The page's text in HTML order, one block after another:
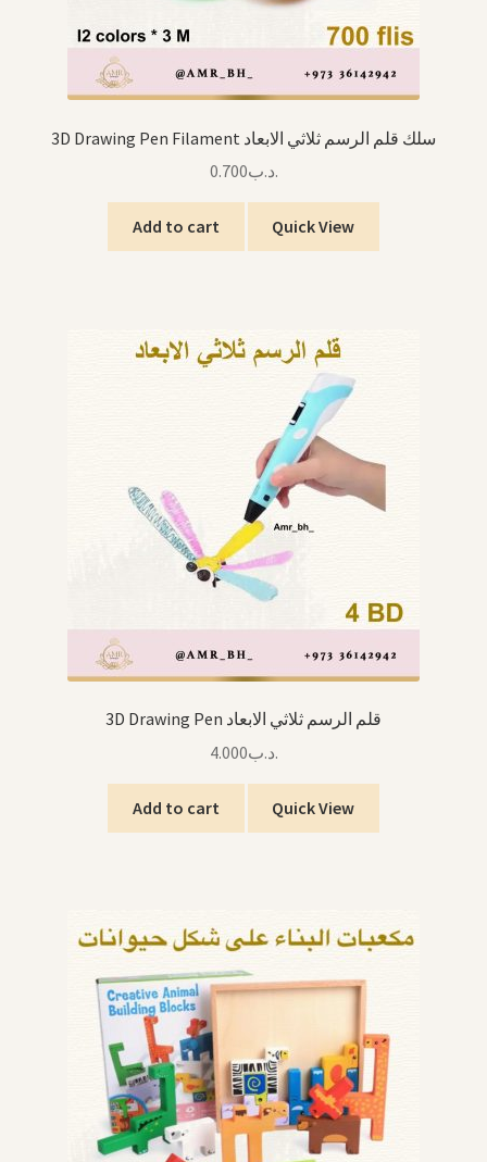
3D Drawing Pen Filament سلك قلم الرسم ثلاثي الابعاد
.د.ب0.700
Add to cart Quick View
3D Drawing Pen قلم الرسم ثلاثي الابعاد
.د.ب4.000
Add to cart Quick View